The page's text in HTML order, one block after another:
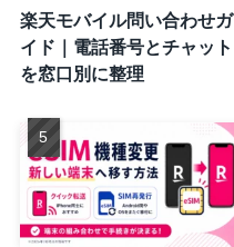
楽天モバイル問い合わせガ
イド｜電話番号とチャット
を窓口別に整理